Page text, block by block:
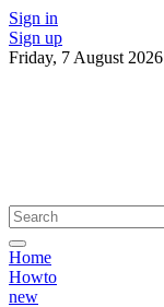
Sign in
Sign up
Friday, 7 August 2026
Home
Howto
new